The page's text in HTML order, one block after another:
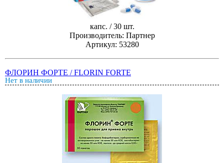
капс. / 30 шт.
Производитель: Партнер
Артикул: 53280
ФЛОРИН ФОРТЕ / FLORIN FORTE
Нет в наличии